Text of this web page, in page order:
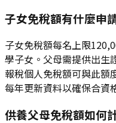
子女免稅額有什麼申
子女免稅額每名上限
學子女。父母需提供出生
報稅個人免稅額可與此額
每年更新資料以確保合資
供養父母免稅額如何